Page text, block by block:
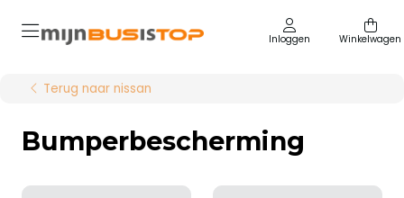
Inloggen Winkelwagen
Terug naar nissan
Bumperbescherming